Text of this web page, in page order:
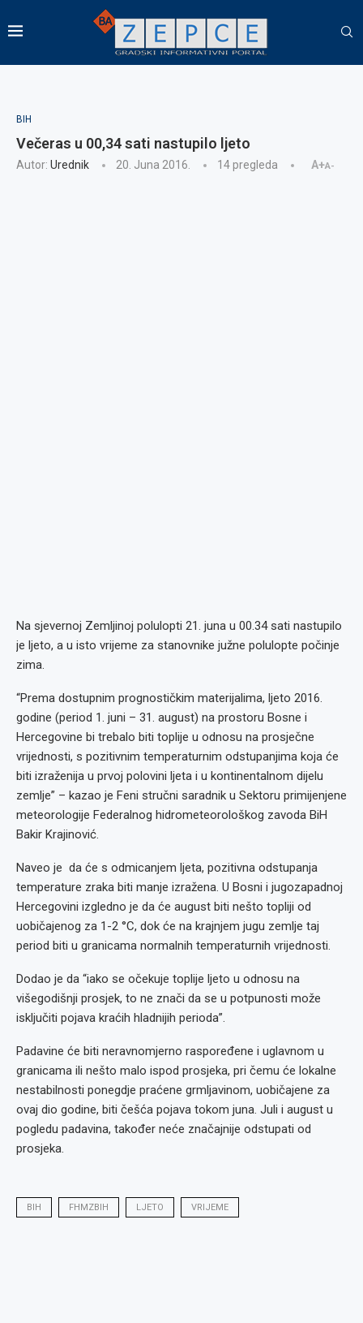
BIH
Večeras u 00,34 sati nastupilo ljeto
Autor: Urednik 20. Juna 2016. 14pregleda A+A-
Na sjevernoj Zemljinoj polulopti 21. juna u 00.34 sati nastupilo
je ljeto, a u isto vrijeme za stanovnike južne polulopte počinje
zima.
“Prema dostupnim prognostičkim materijalima, ljeto 2016.
godine (period 1. juni – 31. august) na prostoru Bosne i
Hercegovine bi trebalo biti toplije u odnosu na prosječne
vrijednosti, s pozitivnim temperaturnim odstupanjima koja će
biti izraženija u prvoj polovini ljeta i u kontinentalnom dijelu
zemlje” – kazao je Feni stručni saradnik u Sektoru primijenjene
meteorologije Federalnog hidrometeorološkog zavoda BiH
Bakir Krajinović.
Naveo je da će s odmicanjem ljeta, pozitivna odstupanja
temperature zraka biti manje izražena. U Bosni i jugozapadnoj
Hercegovini izgledno je da će august biti nešto topliji od
uobičajenog za 1-2 °C, dok će na krajnjem jugu zemlje taj
period biti u granicama normalnih temperaturnih vrijednosti.
Dodao je da “iako se očekuje toplije ljeto u odnosu na
višegodišnji prosjek, to ne znači da se u potpunosti može
isključiti pojava kraćih hladnijih perioda”.
Padavine će biti neravnomjerno raspoređene i uglavnom u
granicama ili nešto malo ispod prosjeka, pri čemu će lokalne
nestabilnosti ponegdje praćene grmljavinom, uobičajene za
ovaj dio godine, biti češća pojava tokom juna. Juli i august u
pogledu padavina, također neće značajnije odstupati od
prosjeka.
BIH FHMZBIH LJETO VRIJEME